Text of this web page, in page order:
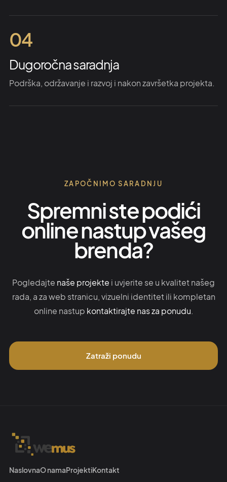
04
Dugoročna saradnja
Podrška, održavanje i razvoj i nakon završetka projekta.
ZAPOČNIMO SARADNJU
Spremni ste podići
online nastup vašeg
brenda?
Pogledajte naše projekte i uvjerite se u kvalitet našeg
rada, a za web stranicu, vizuelni identitet ili kompletan
online nastup kontaktirajte nas za ponudu.
Zatraži ponudu
NaslovnaO namaProjektiKontakt